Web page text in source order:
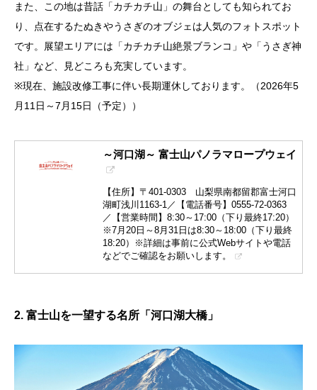
また、この地は昔話「カチカチ山」の舞台としても知られてお
り、点在するたぬきやうさぎのオブジェは人気のフォトスポット
です。展望エリアには「カチカチ山絶景ブランコ」や「うさぎ神
社」など、見どころも充実しています。
※現在、施設改修工事に伴い長期運休しております。（2026年5
月11日～7月15日（予定））
～河口湖～ 富士山パノラマロープウェイ
【住所】〒401-0303 山梨県南都留郡富士河口
湖町浅川1163-1／【電話番号】0555-72-0363
／【営業時間】8:30～17:00（下り最終17:20）
※7月20日～8月31日は8:30～18:00（下り最終
18:20）※詳細は事前に公式Webサイトや電話
などでご確認をお願いします。
2. 富士山を一望する名所「河口湖大橋」